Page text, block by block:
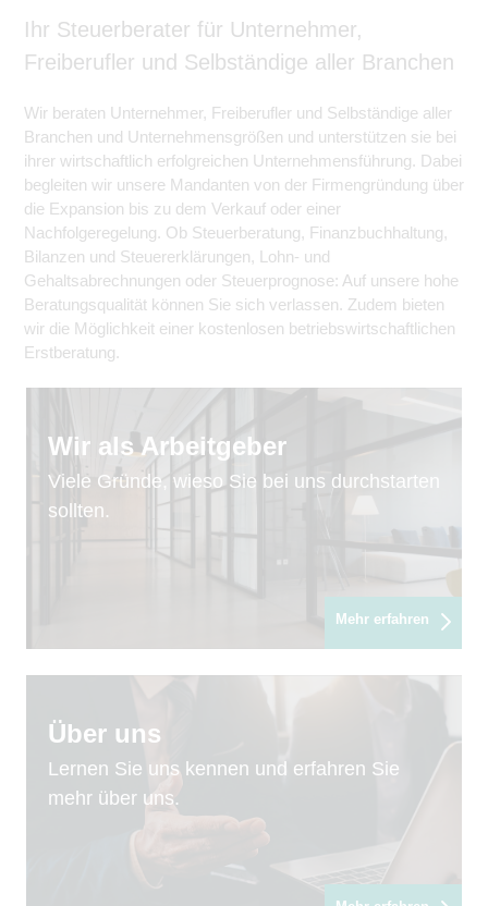
Ihr Steuerberater für Unternehmer,
Freiberufler und Selbständige aller Branchen
Wir beraten Unternehmer, Freiberufler und Selbständige aller
Branchen und Unternehmensgrößen und unterstützen sie bei
ihrer wirtschaftlich erfolgreichen Unternehmensführung. Dabei
begleiten wir unsere Mandanten von der Firmengründung über
die Expansion bis zu dem Verkauf oder einer
Nachfolgeregelung. Ob Steuerberatung, Finanzbuchhaltung,
Bilanzen und Steuererklärungen, Lohn- und
Gehaltsabrechnungen oder Steuerprognose: Auf unsere hohe
Beratungsqualität können Sie sich verlassen. Zudem bieten
wir die Möglichkeit einer kostenlosen betriebswirtschaftlichen
Erstberatung.
Wir als Arbeitgeber
Viele Gründe, wieso Sie bei uns durchstarten
sollten.
Mehr erfahren
Über uns
Lernen Sie uns kennen und erfahren Sie
mehr über uns.